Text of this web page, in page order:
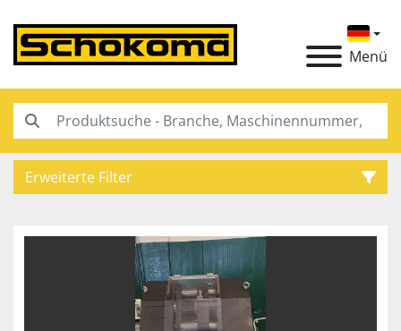
Menü
Erweiterte Filter